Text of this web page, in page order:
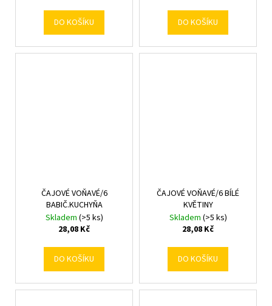
DO KOŠÍKU DO KOŠÍKU
ČAJOVÉ VOŇAVÉ/6
BABIČ.KUCHYŇA
Skladem (>5 ks)
28,08 Kč
DO KOŠÍKU
ČAJOVÉ VOŇAVÉ/6 BÍLÉ
KVĚTINY
Skladem (>5 ks)
28,08 Kč
DO KOŠÍKU